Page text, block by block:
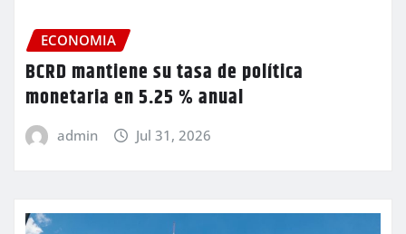
ECONOMIA
BCRD mantiene su tasa de política
monetaria en 5.25 % anual
admin Jul 31, 2026